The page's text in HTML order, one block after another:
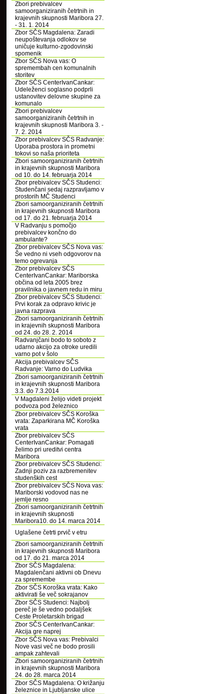
Zbori prebivalcev
samoorganiziranih četrtnih in
krajevnih skupnosti Maribora 27.
- 31. 1. 2014
Zbor SČS Magdalena: Zaradi
neupoštevanja odlokov se
uničuje kulturno-zgodovinski
spomenik
Zbor SČS Nova vas: O
spremembah cen komunalnih
storitev
Zbor SČS CenterIvanCankar:
Udeleženci soglasno podprli
ustanovitev delovne skupine za
komunalo
Zbori prebivalcev
samoorganiziranih četrtnih in
krajevnih skupnosti Maribora 3. -
7. 2. 2014
Zbor prebivalcev SČS Radvanje:
Uporaba prostora in prometni
tokovi so naša prioriteta
Zbori samoorganiziranih četrtnih
in krajevnih skupnosti Maribora
od 10. do 14. februarja 2014
Zbor prebivalcev SČS Studenci:
Studenčani sedaj razpravljamo v
prostorih MČ Studenci
Zbori samoorganiziranih četrtnih
in krajevnih skupnosti Maribora
od 17. do 21. februarja 2014
V Radvanju s pomočjo
prebivalcev končno do
ambulante?
Zbor prebivalcev SČS Nova vas:
Še vedno ni vseh odgovorov na
temo ogrevanja
Zbor prebivalcev SČS
CenterIvanCankar: Mariborska
občina od leta 2005 brez
pravilnika o javnem redu in miru
Zbor prebivalcev SČS Studenci:
Prvi korak za odpravo krivic je
javna razprava
Zbori samoorganiziranih četrtnih
in krajevnih skupnosti Maribora
od 24. do 28. 2. 2014
Radvanjčani bodo to soboto z
udarno akcijo za otroke uredili
varno pot v šolo
Akcija prebivalcev SČS
Radvanje: Varno do Ludvika
Zbori samoorganiziranih četrtnih
in krajevnih skupnosti Maribora
3.3. do 7.3.2014
V Magdaleni želijo videti projekt
podvoza pod železnico
Zbor prebivalcev SČS Koroška
vrata: Zaparkirana MČ Koroška
vrata
Zbor prebivalcev SČS
CenterIvanCankar: Pomagati
želimo pri ureditvi centra
Maribora
Zbor prebivalcev SČS Studenci:
Zadnji poziv za razbremenitev
studenških cest
Zbor prebivalcev SČS Nova vas:
Mariborski vodovod nas ne
jemlje resno
Zbori samoorganiziranih četrtnih
in krajevnih skupnosti
Maribora10. do 14. marca 2014
Uglašene četrti prvič v etru
Zbori samoorganiziranih četrtnih
in krajevnih skupnosti Maribora
od 17. do 21. marca 2014
Zbor SČS Magdalena:
Magdalenčani aktivni ob Dnevu
za spremembe
Zbor SČS Koroška vrata: Kako
aktivirati še več sokrajanov
Zbor SČS Studenci: Najbolj
pereč je še vedno podaljšek
Ceste Proletarskih brigad
Zbor SČS CenterIvanCankar:
Akcija gre naprej
Zbor SČS Nova vas: Prebivalci
Nove vasi več ne bodo prosili
ampak zahtevali
Zbori samoorganiziranih četrtnih
in krajevnih skupnosti Maribora
24. do 28. marca 2014
Zbor SČS Magdalena: O križanju
železnice in Ljubljanske ulice